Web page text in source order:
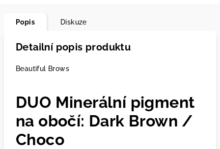
Popis Diskuze
Detailní popis produktu
Beautiful Brows
DUO Minerální pigment
na obočí: Dark Brown /
Choco